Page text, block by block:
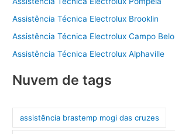
Assistência Técnica Electrolux Brooklin
Assistência Técnica Electrolux Campo Belo
Assistência Técnica Electrolux Alphaville
Nuvem de tags
assistência brastemp mogi das cruzes